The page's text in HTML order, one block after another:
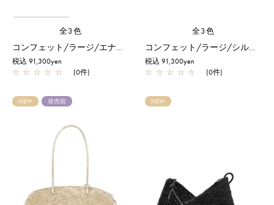
全3色
コンフェット/ラージ/エナメルブラック
税込 91,300yen
☆ ☆ ☆ ☆ ☆ (0件)
全3色
コンフェット/ラージ/シルバー
税込 91,300yen
☆ ☆ ☆ ☆ ☆ (0件)
NEW 発売前 NEW